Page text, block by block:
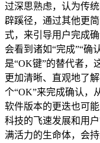
过深思熟虑，认为传
辟蹊径，通过其他更
式，来引导用户完成
会看到诸如“完成”“确
是“OK键”的替代者，
更加清晰、直观地了
个“OK”来完成确认，
软件版本的更迭也可
科技的飞速发展和用
满活力的生命体，会